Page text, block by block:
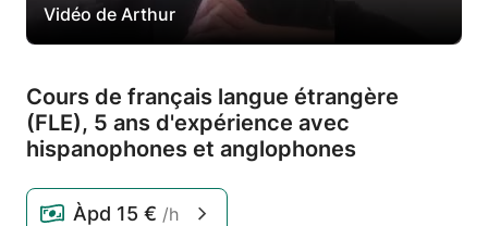
Vidéo de Arthur
Cours de français langue étrangère
(FLE), 5 ans d'expérience avec
hispanophones et anglophones
Àpd 15 € /h